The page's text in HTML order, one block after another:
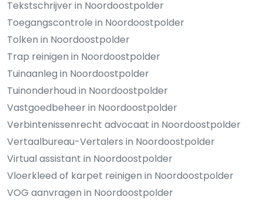
Tekstschrijver in Noordoostpolder
Toegangscontrole in Noordoostpolder
Tolken in Noordoostpolder
Trap reinigen in Noordoostpolder
Tuinaanleg in Noordoostpolder
Tuinonderhoud in Noordoostpolder
Vastgoedbeheer in Noordoostpolder
Verbintenissenrecht advocaat in Noordoostpolder
Vertaalbureau-Vertalers in Noordoostpolder
Virtual assistant in Noordoostpolder
Vloerkleed of karpet reinigen in Noordoostpolder
VOG aanvragen in Noordoostpolder